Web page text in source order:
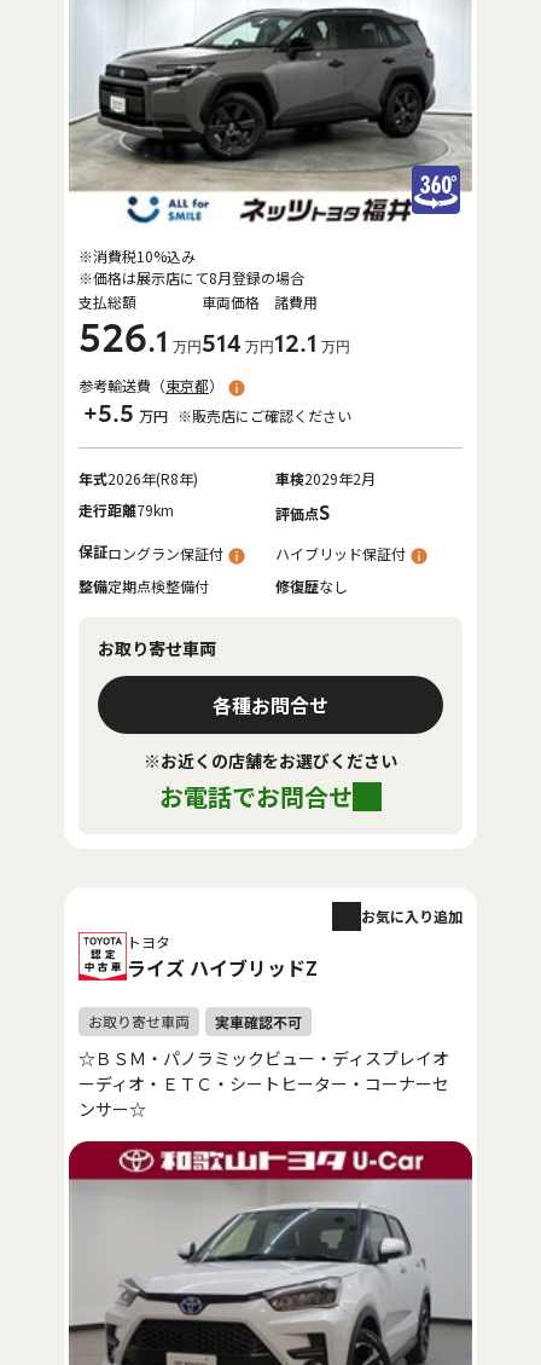
支払総額
526.1 万円
車両価格
514 万円
諸費用
12.1 万円
※消費税10%込み
※価格は展示店にて8月登録の場合
参考輸送費（東京都）
+5.5 万円 ※販売店にご確認ください
年式2026年(R8年) 車検2029年2月
走行距離79km 評価点S
保証ロングラン保証付
ハイブリッド保証付
整備定期点検整備付 修復歴なし
お取り寄せ車両
各種お問合せ
※お近くの店舗をお選びください
お電話でお問合せ
トヨタ
ライズ ハイブリッドZ
お気に入り追加
☆ＢＳＭ・パノラミックビュー・ディスプレイオ
ーディオ・ＥＴＣ・シートヒーター・コーナーセ
ンサー☆